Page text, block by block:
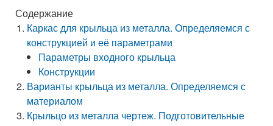
Содержание
Каркас для крыльца из металла. Определяемся с
конструкцией и её параметрами
Параметры входного крыльца
Конструкции
Варианты крыльца из металла. Определяемся с
материалом
Крыльцо из металла чертеж. Подготовительные